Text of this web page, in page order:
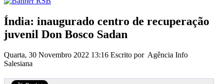
Índia: inaugurado centro de recuperação
juvenil Don Bosco Sadan
Quarta, 30 Novembro 2022 13:16 Escrito por Agência Info
Salesiana